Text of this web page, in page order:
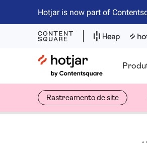
Hotjar is now part of
Hotjar Logo
Rastreamento de site